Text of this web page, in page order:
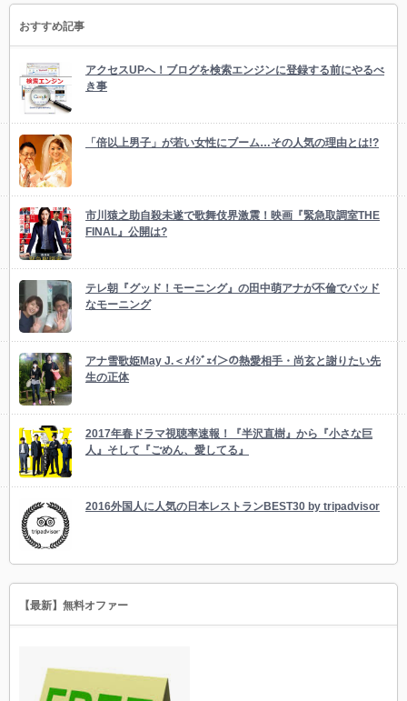
おすすめ記事
アクセスUPへ！ブログを検索エンジンに登録する前にやるべ
き事
「倍以上男子」が若い女性にブーム…その人気の理由とは!?
市川猿之助自殺未遂で歌舞伎界激震！映画『緊急取調室THE
FINAL』公開は?
テレ朝『グッド！モーニング』の田中萌アナが不倫でバッド
なモーニング
アナ雪歌姫May J.＜ﾒｲｼﾞｪｲ＞の熱愛相手・尚玄と謝りたい先
生の正体
2017年春ドラマ視聴率速報！『半沢直樹』から『小さな巨
人』そして『ごめん、愛してる』
2016外国人に人気の日本レストランBEST30 by tripadvisor
【最新】無料オファー